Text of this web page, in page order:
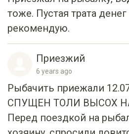
рекомендую.
Рыбачить приежали
СПУЩЕН ТОЛИ ВЫСОХ
Перед поездкой на
хозяину ,спросили
на что получили